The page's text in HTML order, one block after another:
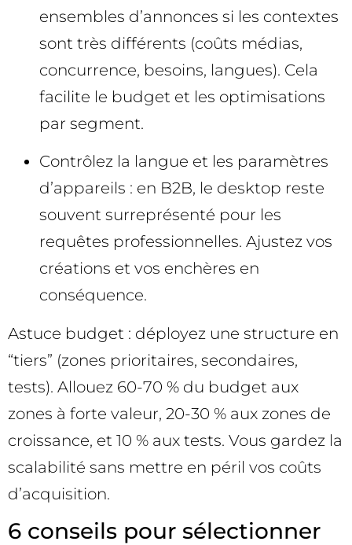
ensembles d’annonces si les contextes
sont très différents (coûts médias,
concurrence, besoins, langues). Cela
facilite le budget et les optimisations
par segment.
Contrôlez la langue et les paramètres
d’appareils : en B2B, le desktop reste
souvent surreprésenté pour les
requêtes professionnelles. Ajustez vos
créations et vos enchères en
conséquence.
Astuce budget : déployez une structure en
“tiers” (zones prioritaires, secondaires,
tests). Allouez 60-70 % du budget aux
zones à forte valeur, 20-30 % aux zones de
croissance, et 10 % aux tests. Vous gardez la
scalabilité sans mettre en péril vos coûts
d’acquisition.
6 conseils pour sélectionner